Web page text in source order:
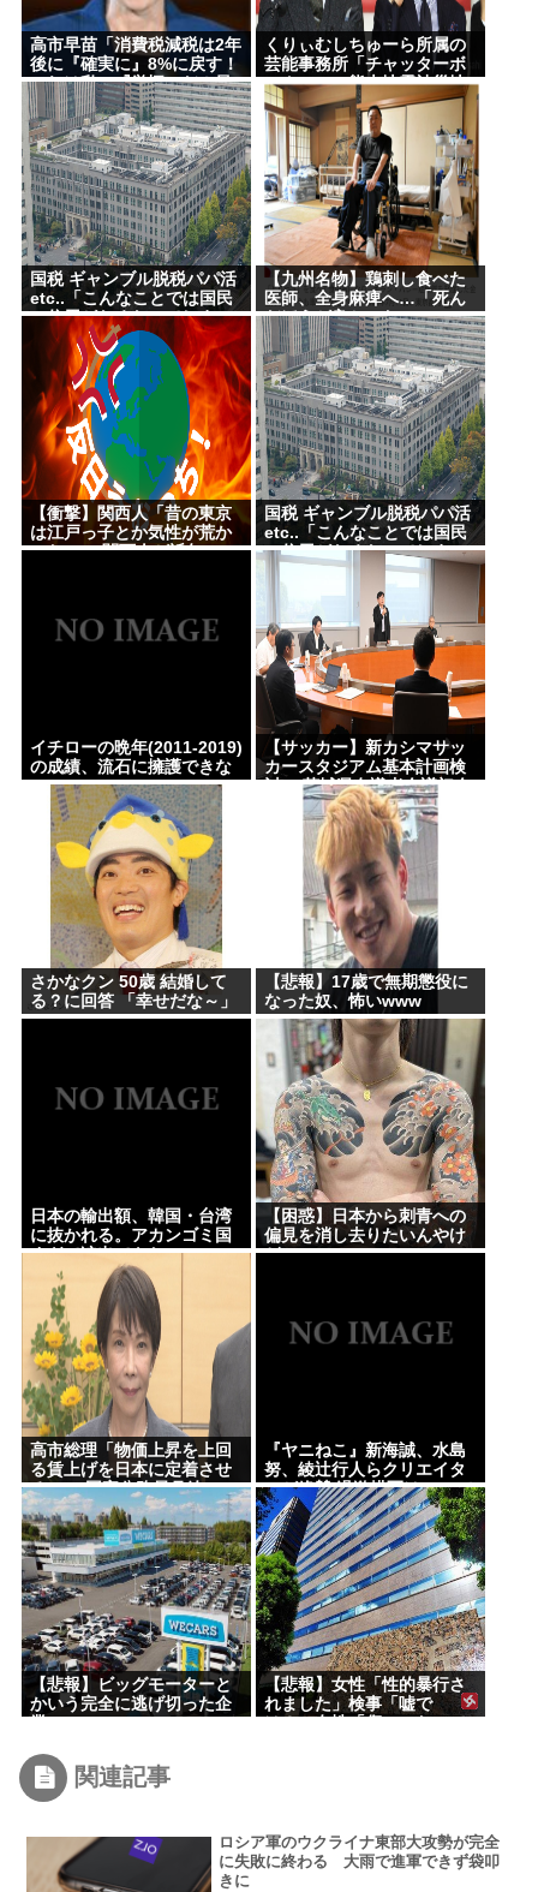
国すぎて涙出てきた…
【困惑】日本から刺青への偏見を消し去りたいんや
けど・・・・・・・・・
『ヤニねこ』新海誠、水島努、綾辻行人らクリエイ
ターが絶賛 過激描写はBPOでも議論に
避難所地獄と化す「ずっと同じ食べ物&断水でトイレ
流せず悪臭&床に直接就寝&コロナ感染」
高橋名人が左手のバネを取るため手術を決意
チック症のゆうぽん、久々に見たらめっちゃ悪化し
てた…
Powered by livedoor 相互RSS
高市早苗「消費税減税は2年
後に『確実に』8%に戻す！
これは私の『覚悟』だ！最
後まで責任を持って確実に
行う」
くりぃむしちゅーら所属の
芸能事務所「チャッターボ
ックス」、熊本地震被災地
に災害義援金寄付を発表
国税 ギャンブル脱税パパ活
etc..「こんなことでは国民
の信用がなくなってしま
う」
【九州名物】鶏刺し食べた
医師、全身麻痺へ…「死ん
だほうが良かった」
【衝撃】関西人「昔の東京
は江戸っ子とか気性が荒か
った」 ←関西人が近年ここ
国税 ギャンブル脱税パパ活
etc..「こんなことでは国民
の信用がなくなってしま
う」
イチローの晩年(2011-2019)
の成績、流石に擁護できな
いwww
【サッカー】新カシマサッ
カースタジアム基本計画検
討へ 茨城県有識者会議初会
合 公設民営で整備方針
さかなクン 50歳 結婚して
る？に回答 「幸せだな～」
【悲報】17歳で無期懲役に
なった奴、怖いwww
日本の輸出額、韓国・台湾
に抜かれる。アカンゴミ国
すぎて涙出てきた…
【困惑】日本から刺青への
偏見を消し去りたいんやけ
ど・・・・・・・・・
高市総理「物価上昇を上回
る賃上げを日本に定着させ
る」 →国家公務員月給
3.51%増へ 人事院の勧告を
受け
『ヤニねこ』新海誠、水島
努、綾辻行人らクリエイタ
ーが絶賛 過激描写はBPOで
も議論に
【悲報】ビッグモーターと
かいう完全に逃げ切った企
【悲報】女性「性的暴行さ
れました」検事「嘘で
関連記事
ロシア軍のウクライナ東部大攻勢が完全
に失敗に終わる 大雨で進軍できず袋叩
きに